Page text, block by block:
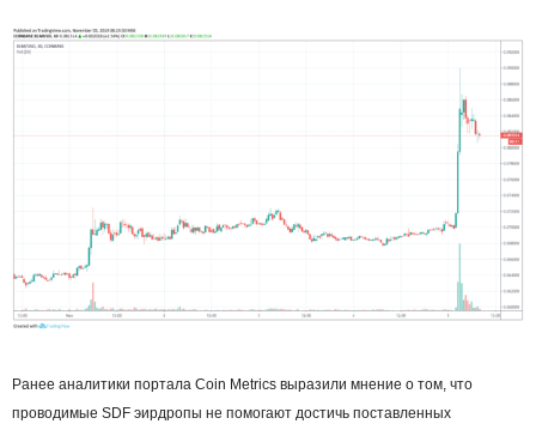
Ранее аналитики портала Coin Metrics выразили мнение о том, что
проводимые SDF эирдропы не помогают достичь поставленных